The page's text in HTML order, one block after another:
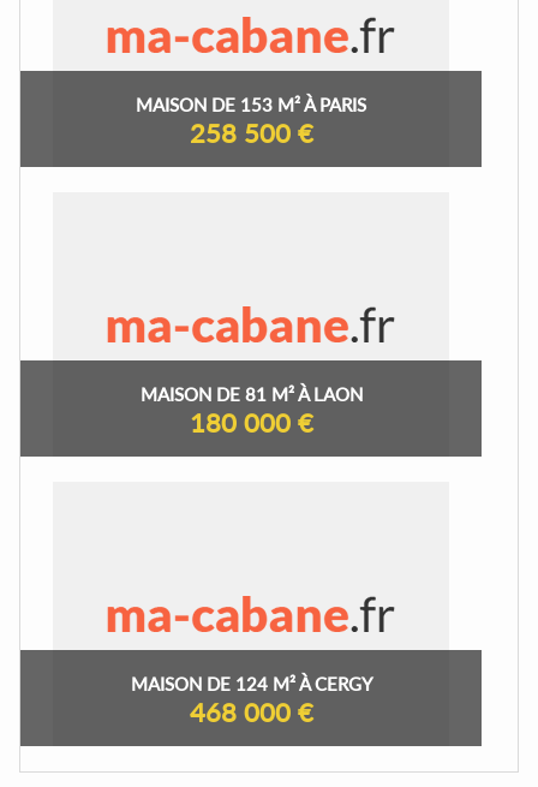
MAISON DE 153 M² À PARIS
258 500 €
MAISON DE 81 M² À LAON
180 000 €
MAISON DE 124 M² À CERGY
468 000 €